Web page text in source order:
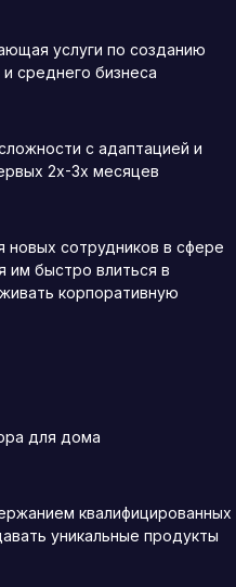
услуги по созданию
среднего бизнеса
с адаптацией и
2х-3х месяцев
сотрудников в сфере
им быстро влиться в
корпоративную
для дома
квалифицированных
уникальные продукты